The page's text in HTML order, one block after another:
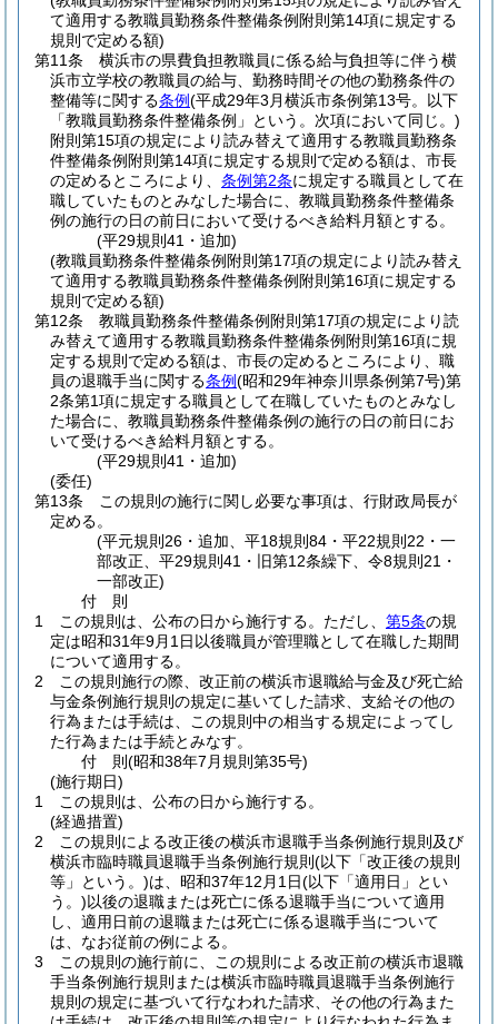
て適用する教職員勤務条件整備条例附則第14項に規定する
規則で定める額)
第11条
横浜市の県費負担教職員に係る給与負担等に伴う横
浜市立学校の教職員の給与、勤務時間その他の勤務条件の
整備等に関する条例(平成29年3月横浜市条例第13号。以下
「教職員勤務条件整備条例」という。次項において同じ。)
附則第15項の規定により読み替えて適用する教職員勤務条
件整備条例附則第14項に規定する規則で定める額は、市長
の定めるところにより、 条例第2条に規定する職員として在
職していたものとみなした場合に、教職員勤務条件整備条
例の施行の日の前日において受けるべき給料月額とする。
(平29規則41・追加)
(教職員勤務条件整備条例附則第17項の規定により読み替え
て適用する教職員勤務条件整備条例附則第16項に規定する
規則で定める額)
第12条
教職員勤務条件整備条例附則第17項の規定により読
み替えて適用する教職員勤務条件整備条例附則第16項に規
定する規則で定める額は、市長の定めるところにより、職
員の退職手当に関する条例(昭和29年神奈川県条例第7号)第
2条第1項に規定する職員として在職していたものとみなし
た場合に、教職員勤務条件整備条例の施行の日の前日にお
いて受けるべき給料月額とする。
(平29規則41・追加)
(委任)
第13条
この規則の施行に関し必要な事項は、行財政局長が
定める。
(平元規則26・追加、平18規則84・平22規則22・一
部改正、平29規則41・旧第12条繰下、令8規則21・
一部改正)
付 則
1
この規則は、公布の日から施行する。 ただし、 第5条の規
定は昭和31年9月1日以後職員が管理職として在職した期間
について適用する。
2
この規則施行の際、改正前の横浜市退職給与金及び死亡給
与金条例施行規則の規定に基いてした請求、支給その他の
行為または手続は、この規則中の相当する規定によってし
た行為または手続とみなす。
付 則(昭和38年7月規則第35号)
(施行期日)
1
この規則は、公布の日から施行する。
(経過措置)
2
この規則による改正後の横浜市退職手当条例施行規則及び
横浜市臨時職員退職手当条例施行規則 (以下「改正後の規則
等」という。)は、昭和37年12月1日(以下「適用日」とい
う。)以後の退職または死亡に係る退職手当について適用
し、適用日前の退職または死亡に係る退職手当について
は、なお従前の例による。
3
この規則の施行前に、この規則による改正前の横浜市退職
手当条例施行規則または横浜市臨時職員退職手当条例施行
規則の規定に基づいて行なわれた請求、その他の行為また